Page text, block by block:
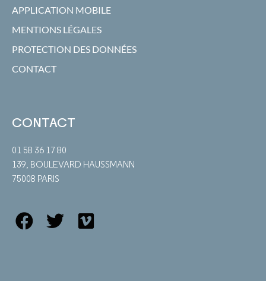
APPLICATION MOBILE
MENTIONS LÉGALES
PROTECTION DES DONNÉES
CONTACT
CONTACT
01 58 36 17 80
139, BOULEVARD HAUSSMANN
75008 PARIS